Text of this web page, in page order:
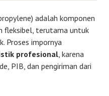
adalah komponen
fleksibel, terutama untuk
Proses impornya
profesional , karena
PIB, dan pengiriman dari